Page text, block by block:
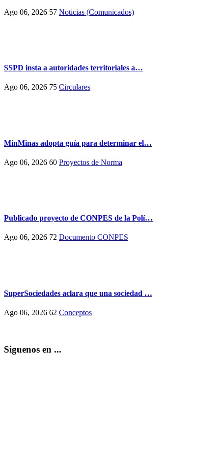
Ago 06, 2026 57 Noticias (Comunicados)
SSPD insta a autoridades territoriales a…
Ago 06, 2026 75 Circulares
MinMinas adopta guía para determinar el…
Ago 06, 2026 60 Proyectos de Norma
Publicado proyecto de CONPES de la Polí…
Ago 06, 2026 72 Documento CONPES
SuperSociedades aclara que una sociedad …
Ago 06, 2026 62 Conceptos
Siguenos en ...